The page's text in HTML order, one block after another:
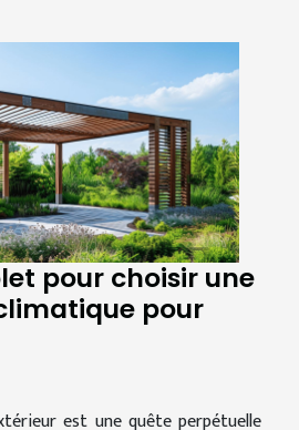
pour choisir une
pour
est une quête perpétuelle